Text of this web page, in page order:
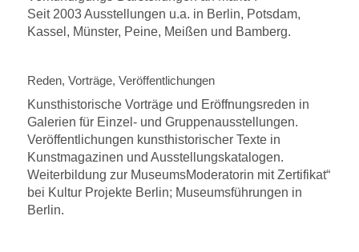
Seit 2003 Ausstellungen u.a. in Berlin, Potsdam,
Kassel, Münster, Peine, Meißen und Bamberg.
Reden, Vorträge, Veröffentlichungen
Kunsthistorische Vorträge und Eröffnungsreden in
Galerien für Einzel- und Gruppenausstellungen.
Veröffentlichungen kunsthistorischer Texte in
Kunstmagazinen und Ausstellungskatalogen.
Weiterbildung zur MuseumsModeratorin mit Zertifikat“
bei Kultur Projekte Berlin; Museumsführungen in
Berlin.